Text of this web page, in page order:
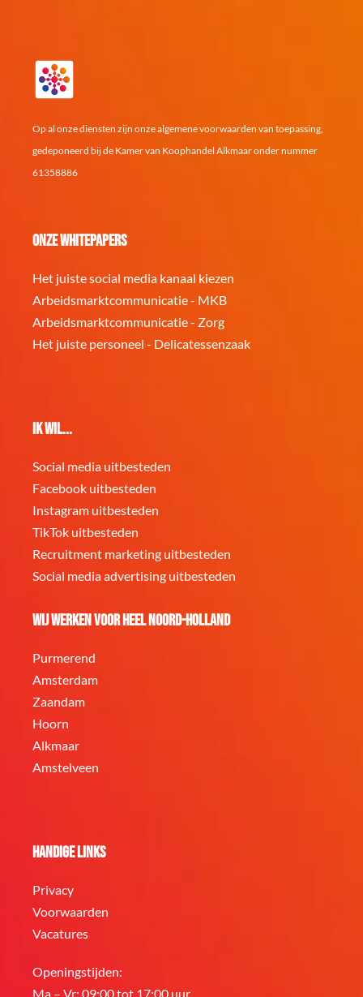
Op al onze diensten zijn onze algemene voorwaarden van toepassing,
gedeponeerd bij de Kamer van Koophandel Alkmaar onder nummer
61358886
Onze whitepapers
Het juiste social media kanaal kiezen
Arbeidsmarktcommunicatie - MKB
Arbeidsmarktcommunicatie - Zorg
Het juiste personeel - Delicatessenzaak
Ik wil...
Social media uitbesteden
Facebook uitbesteden
Instagram uitbesteden
TikTok uitbesteden
Recruitment marketing uitbesteden
Social media advertising uitbesteden
Wij werken voor heel Noord-Holland
Purmerend
Amsterdam
Zaandam
Hoorn
Alkmaar
Amstelveen
Handige links
Privacy
Voorwaarden
Vacatures
Openingstijden:
Ma – Vr: 09:00 tot 17:00 uur